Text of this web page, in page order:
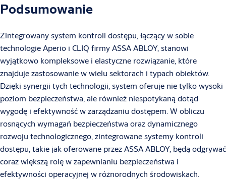
Podsumowanie
Zintegrowany system kontroli dostępu, łączący w sobie
technologie Aperio i CLIQ firmy ASSA ABLOY, stanowi
wyjątkowo kompleksowe i elastyczne rozwiązanie, które
znajduje zastosowanie w wielu sektorach i typach obiektów.
Dzięki synergii tych technologii, system oferuje nie tylko wysoki
poziom bezpieczeństwa, ale również niespotykaną dotąd
wygodę i efektywność w zarządzaniu dostępem. W obliczu
rosnących wymagań bezpieczeństwa oraz dynamicznego
rozwoju technologicznego, zintegrowane systemy kontroli
dostępu, takie jak oferowane przez ASSA ABLOY, będą odgrywać
coraz większą rolę w zapewnianiu bezpieczeństwa i
efektywności operacyjnej w różnorodnych środowiskach.